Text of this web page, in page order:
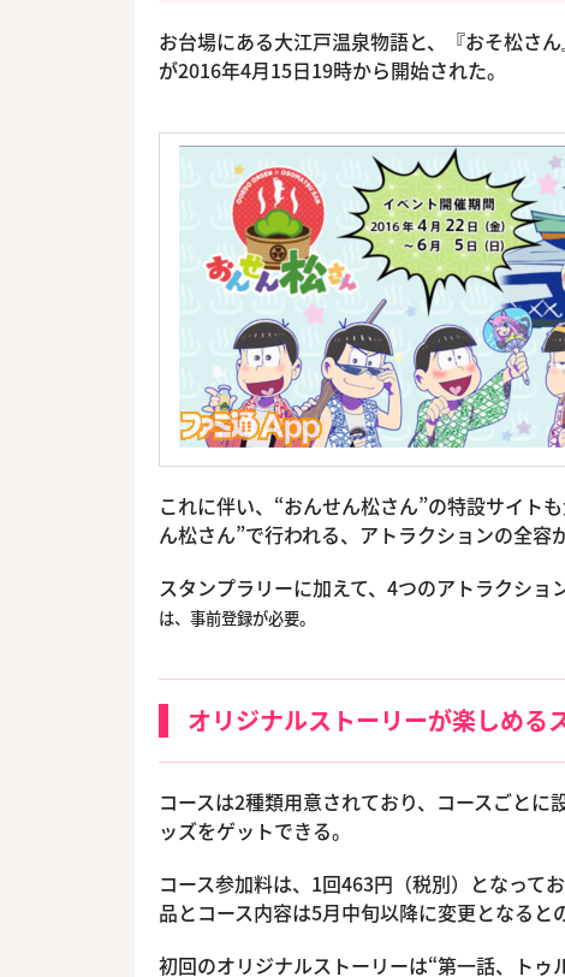
お台場にある大江戸温泉物語と、『おそ松さ
が2016年4月15日19時から開始された。
これに伴い、“おんせん松さん”の特設サイ
ん松さん”で行われる、アトラクションの全容
スタンプラリーに加えて、4つのアトラクショ
は、事前登録が必要。
オリジナルストーリーが楽しめる
コースは2種類用意されており、コースごと
ッズをゲットできる。
コース参加料は、1回463円（税別）となって
品とコース内容は5月中旬以降に変更となる
初回のオリジナルストーリーは“第一話、トゥ